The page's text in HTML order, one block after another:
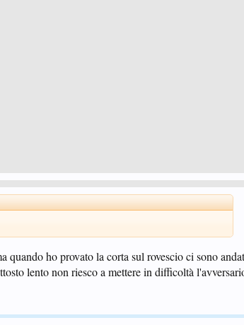
quando ho provato la corta sul rovescio ci sono
lento non riesco a mettere in difficoltà